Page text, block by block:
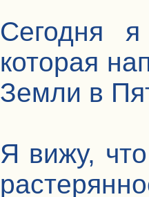
Сегодня
которая
Земли в
Я вижу,